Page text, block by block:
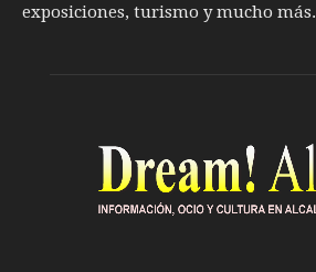
exposiciones, turismo y mucho más.